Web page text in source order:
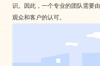
识。因此，一个专业的团队需要
观众和客户的认可。